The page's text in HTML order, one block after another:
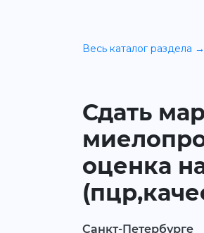
Весь каталог раздела →
Сдать
оценка
Санкт-Петербурге